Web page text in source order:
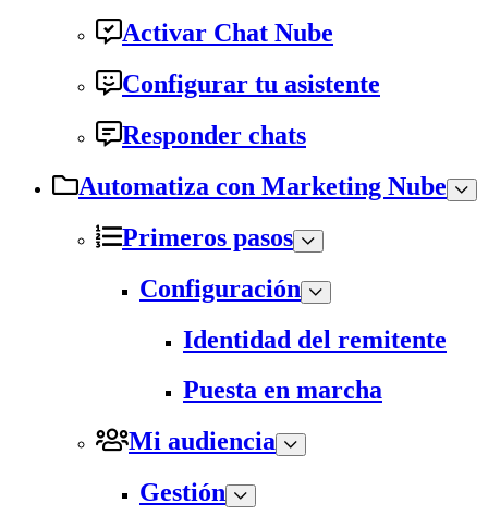
Activar Chat Nube
Configurar tu asistente
Responder chats
Automatiza con Marketing Nube
Primeros pasos
Configuración
Identidad del remitente
Puesta en marcha
Mi audiencia
Gestión